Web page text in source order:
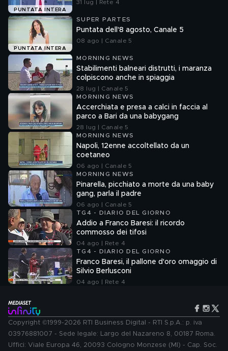
PUNTATA INTERA
31 lug | Rete 4
PUNTATA INTERA
SUPER PARTES
Puntata dell'8 agosto, Canale 5
08 ago | Canale 5
MORNING NEWS
Stabilimenti balneari distrutti, i maranza
colpiscono anche in spiaggia
28 lug | Canale 5
MORNING NEWS
Accerchiata e presa a calci in faccia al
parco a Bari da una babygang
28 lug | Canale 5
MORNING NEWS
Napoli, 12enne accoltellato da un
coetaneo
06 ago | Canale 5
MORNING NEWS
Pinarella, picchiato a morte da una baby
gang, parla il padre
06 ago | Canale 5
TG4 - DIARIO DEL GIORNO
Addio a Franco Baresi: il ricordo
commosso dei tifosi
04 ago | Rete 4
TG4 - DIARIO DEL GIORNO
Franco Baresi, il pallone d'oro omaggio di
Silvio Berlusconi
04 ago | Rete 4
Copyright ©1999-2026 RTI Business Digital - RTI S.p.A.: p. iva
03976881007 - Sede legale: Largo del Nazareno 8, 00187 Roma.
Uffici: Viale Europa 46, 20093 Cologno Monzese (MI) - Cap. Soc.